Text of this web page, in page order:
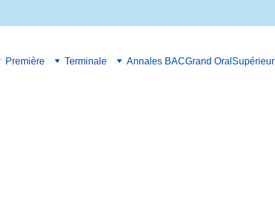
Première Terminale Annales BACGrand Oral Supérieur